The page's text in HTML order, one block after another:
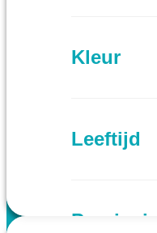
Kleur
Leeftijd
Provincie